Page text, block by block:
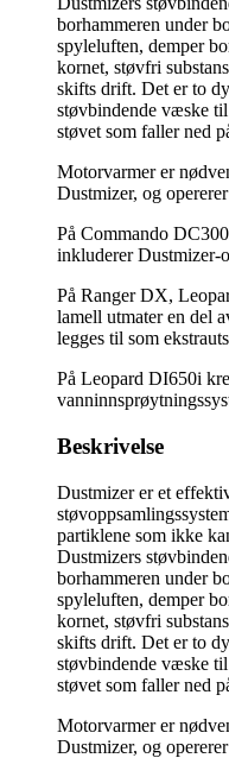
borhammeren under
spyleluften, demper
kornet, støvfri
skifts drift. Det er to
støvbindende væske
støvet som faller ned
Motorvarmer er
Dustmizer, og
På Commando
inkluderer Dustmizer-
På Ranger DX,
lamell utmater en del
legges til som
På Leopard DI650i
Beskrivelse
Dustmizer er et
partiklene som ikke
Dustmizers
borhammeren under
spyleluften, demper
kornet, støvfri
skifts drift. Det er to
støvbindende væske
støvet som faller ned
Motorvarmer er
Dustmizer, og